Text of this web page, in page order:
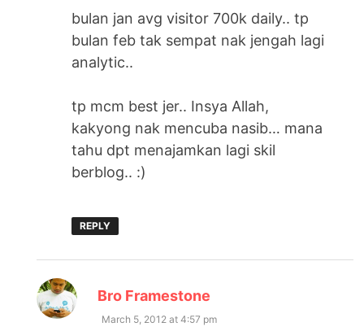
bulan jan avg visitor 700k daily.. tp
bulan feb tak sempat nak jengah lagi
analytic..
tp mcm best jer.. Insya Allah,
kakyong nak mencuba nasib… mana
tahu dpt menajamkan lagi skil
berblog.. :)
REPLY
Bro Framestone
March 5, 2012 at 4:57 pm